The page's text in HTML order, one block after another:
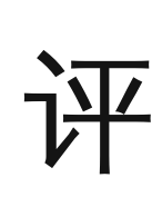
评